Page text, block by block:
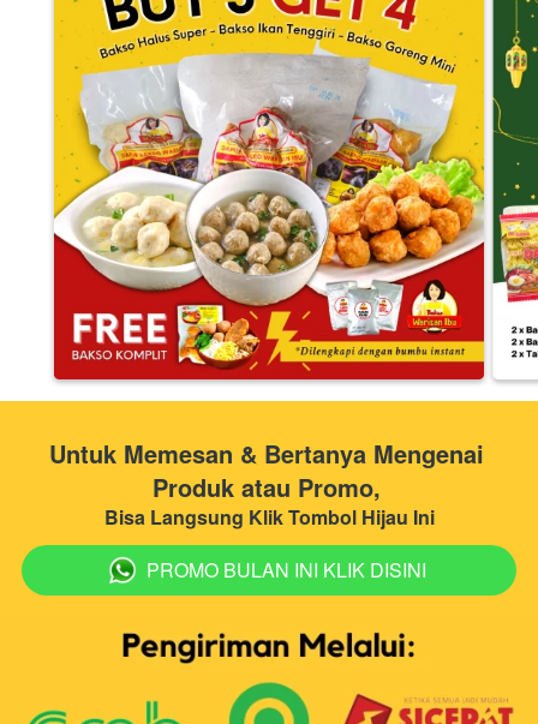
Untuk Memesan & Bertanya Mengenai
Produk atau Promo,
Bisa Langsung Klik Tombol Hijau Ini
` PROMO BULAN INI KLIK DISINI